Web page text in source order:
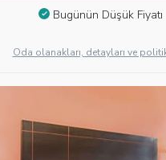
Bugünün Düşük Fiyatı
Oda olanakları, detayları ve